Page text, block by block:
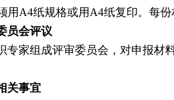
用A4纸规格或用A4纸复印。每
员会评议
专家组成评审委员会，对申报材
关事宜